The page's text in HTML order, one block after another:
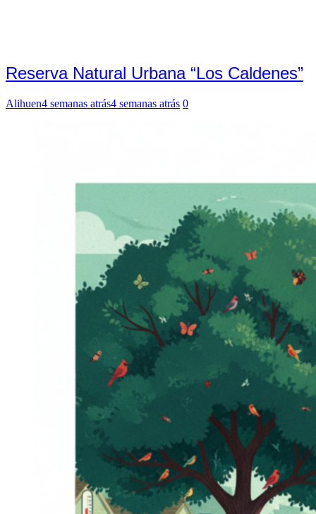
Reserva Natural Urbana “Los Caldenes”
Alihuen4 semanas atrás4 semanas atrás 0